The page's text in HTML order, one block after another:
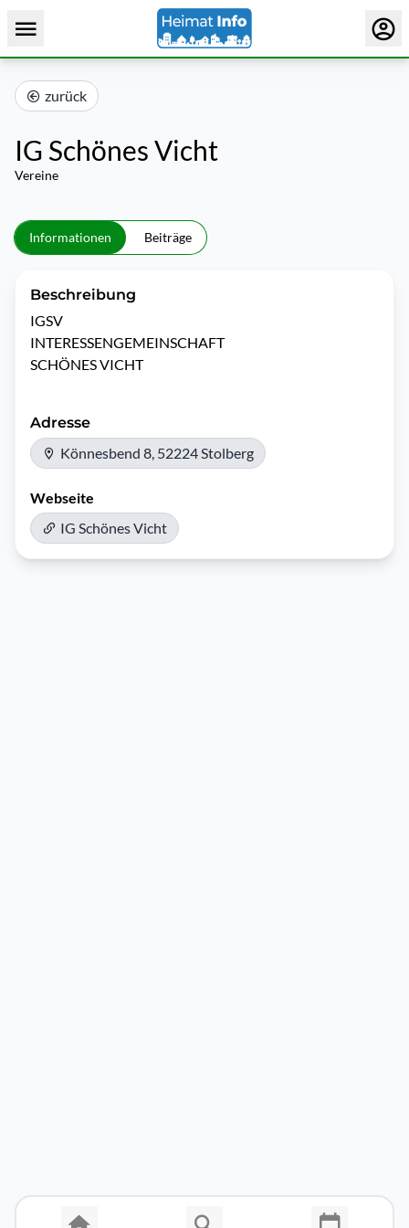
zurück
IG Schönes Vicht
Vereine
Informationen Beiträge
Beschreibung
IGSV
INTERESSENGEMEINSCHAFT
SCHÖNES VICHT
Adresse
Könnesbend 8, 52224 Stolberg
Webseite
IG Schönes Vicht